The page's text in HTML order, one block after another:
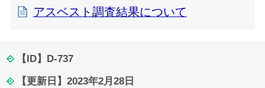
アスベスト調査結果について
【ID】 D-737
【更新日】 2023年2月28日